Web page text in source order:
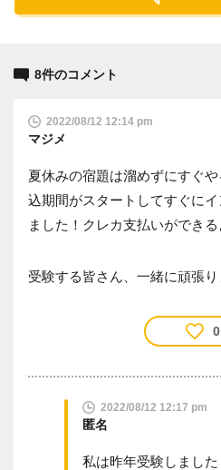
8件のコメント
2022/08/12 12:14 pm
マジメ
夏休みの宿題は溜めずにすぐ
込期間がスタートしてすぐに
ました！クレカ支払いができる
受験する皆さん、一緒に頑張り
0
2022/08/12 12:17 pm
匿名
私は昨年受験しまし